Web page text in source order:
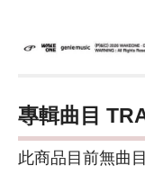
專輯曲目
此商品目前無曲